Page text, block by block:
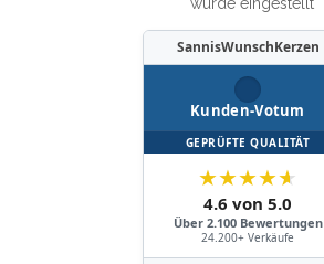
wurde eingestellt
SannisWunschKerzen
Kunden-Votum
GEPRÜFTE QUALITÄT
★★★★★
4.6 von 5.0
Über 2.100 Bewertungen
24.200+ Verkäufe